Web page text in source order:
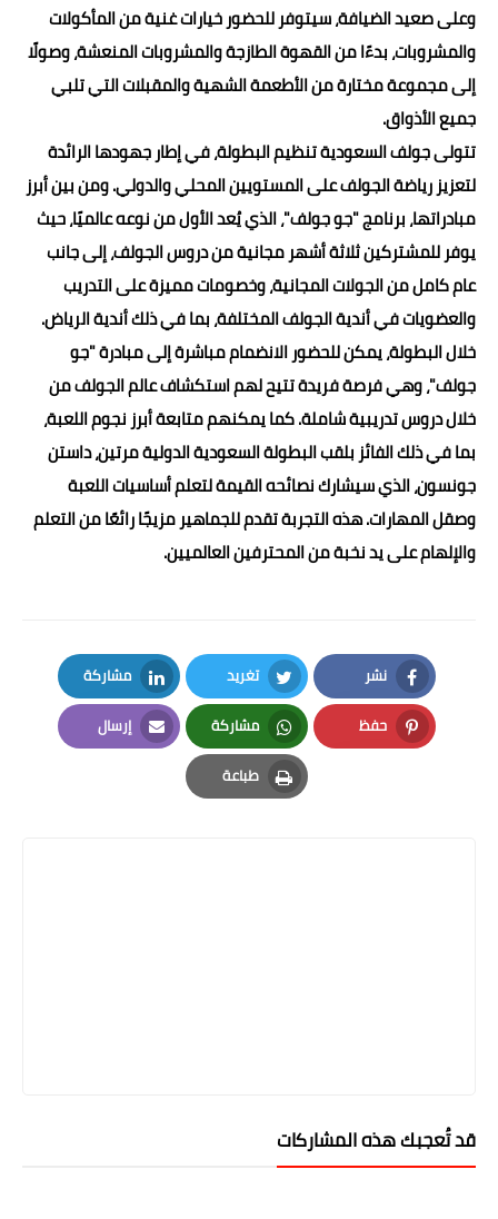
وعلى صعيد الضيافة، سيتوفر للحضور خيارات غنية من المأكولات
والمشروبات، بدءًا من القهوة الطازجة والمشروبات المنعشة، وصولًا
إلى مجموعة مختارة من الأطعمة الشهية والمقبلات التي تلبي
جميع الأذواق.
تتولى جولف السعودية تنظيم البطولة، في إطار جهودها الرائدة
لتعزيز رياضة الجولف على المستويين المحلي والدولي. ومن بين أبرز
مبادراتها، برنامج "جو جولف"، الذي يُعد الأول من نوعه عالميًا، حيث
يوفر للمشتركين ثلاثة أشهر مجانية من دروس الجولف، إلى جانب
عام كامل من الجولات المجانية، وخصومات مميزة على التدريب
والعضويات في أندية الجولف المختلفة، بما في ذلك أندية الرياض.
خلال البطولة، يمكن للحضور الانضمام مباشرة إلى مبادرة "جو
جولف"، وهي فرصة فريدة تتيح لهم استكشاف عالم الجولف من
خلال دروس تدريبية شاملة. كما يمكنهم متابعة أبرز نجوم اللعبة،
بما في ذلك الفائز بلقب البطولة السعودية الدولية مرتين، داستن
جونسون، الذي سيشارك نصائحه القيمة لتعلم أساسيات اللعبة
وصقل المهارات. هذه التجربة تقدم للجماهير مزيجًا رائعًا من التعلم
والإلهام على يد نخبة من المحترفين العالميين.
نشر
Facebook
تغريد
Twitter
مشاركة
LinkedIn
حفظ
Pinterest
مشاركة
Whatsapp
إرسال
Email
طباعة
Print
قد تُعجبك هذه المشاركات